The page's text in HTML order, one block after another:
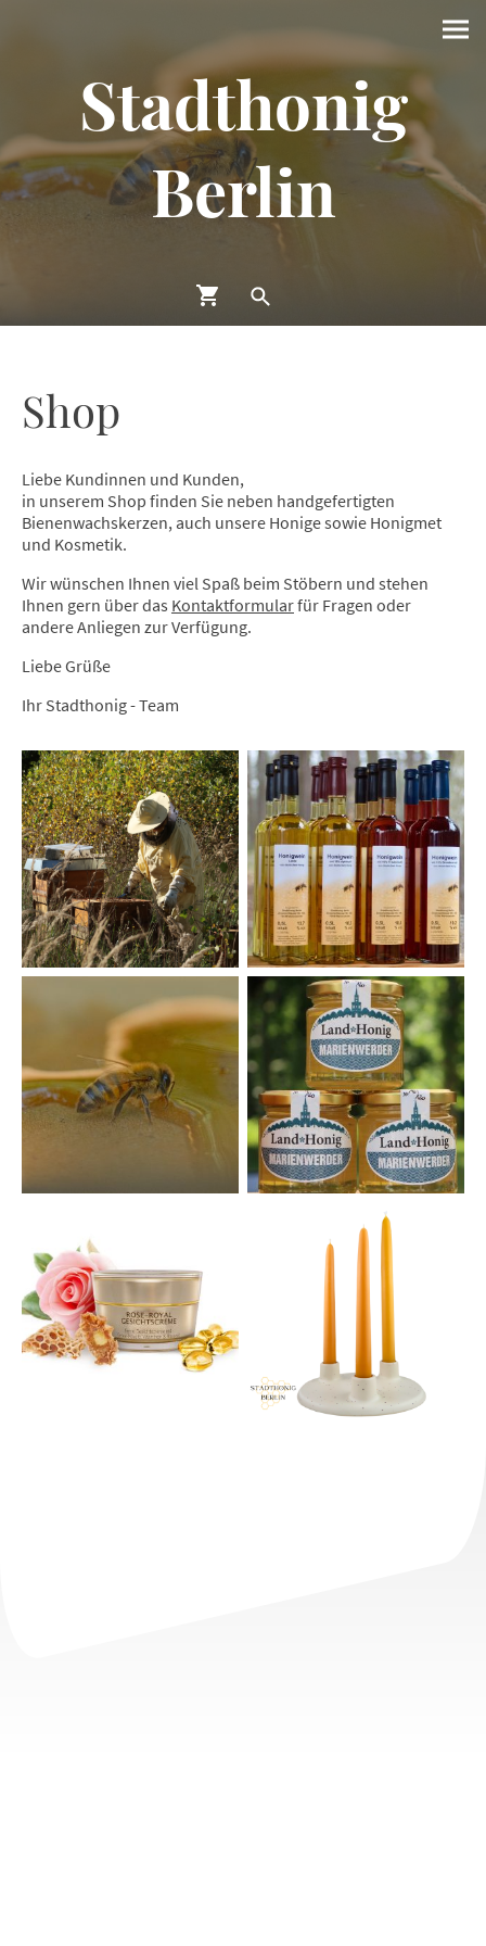
Stadthonig
Berlin
Shop
Liebe Kundinnen und Kunden,
in unserem Shop finden Sie neben handgefertigten
Bienenwachskerzen, auch unsere Honige sowie Honigmet
und Kosmetik.
Wir wünschen Ihnen viel Spaß beim Stöbern und stehen
Ihnen gern über das Kontaktformularfür Fragen oder
andere Anliegen zur Verfügung.
Liebe Grüße
Ihr Stadthonig - Team